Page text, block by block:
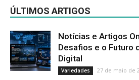
ÚLTIMOS ARTIGOS
Notícias e Artigos
Desafios e o Futuro
Digital
Variedades 27 de maio de